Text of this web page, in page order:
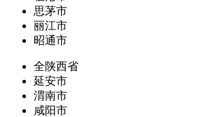
思茅市
丽江市
昭通市
全陕西省
延安市
渭南市
咸阳市